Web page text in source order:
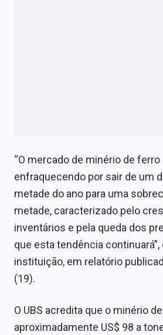
“O mercado de minério de
enfraquecendo por sair de um
metade do ano para uma
metade, caracterizado pelo
inventários e pela queda dos
que esta tendência
instituição, em relatório
(19).
O UBS acredita que o minério
aproximadamente US$ 98 a